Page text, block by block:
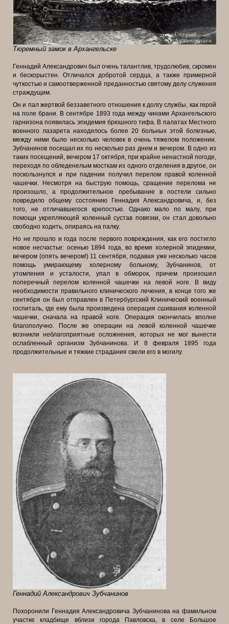
Тюремный замок в Архангельске
Геннадий Александрович был очень талантлив, трудолюбив, скромен
и бескорыстен. Отличался добротой сердца, а также примерной
чуткостью и самоотверженной преданностью святому делу служения
страждущим.
Он и пал жертвой беззаветного отношения к долгу службы, как герой
на поле брани. В сентябре 1893 года между чинами Архангельского
гарнизона появилась эпидемия брюшного тифа. В палатах Местного
военного лазарета находилось более 20 больных этой болезнью,
между ними было несколько человек в очень тяжелом положении.
Зубчанинов посещал их по несколько раз днем и вечером. В одно из
таких посещений, вечером 17 октября, при крайне ненастной погоде,
переходя по обледенелым мосткам из одного отделения в другое, он
поскользнулся и при падении получил перелом правой коленной
чашечки. Несмотря на быструю помощь, сращение перелома не
произошло, а продолжительное пребывание в постели сильно
повредило общему состоянию Геннадия Александровича, и, без
того, не отличавшегося крепостью. Однакомало по малу, при
помощи укрепляющей коленный сустав повязки, он стал довольно
свободно ходить, опираясь на палку.
Но не прошло и года после первого повреждения, как его постигло
новое несчастье: осенью 1894 года, во время холерной эпидемии,
вечером (опять вечером!) 11 сентября, подавая уже несколько часов
помощь умирающему холерному больному, Зубчанинов, от
утомления и усталости, упал в обморок, причем произошел
поперечный перелом коленной чашечки на левой ноге. В виду
необходимости правильного клинического лечения, в конце того же
сентября он был отправлен в Петербургский Клинический военный
госпиталь, где ему была произведена операция сшивания коленной
чашечки, сначала на правой ноге. Операция окончилась вполне
благополучно. После же операции на левой коленной чашечке
возникли неблагоприятные осложнения, которых не мог вынести
ослабленный организм Зубчанинова. И 8 февраля 1895 года
продолжительные и тяжкие страдания свели его в могилу.
Геннадий Александрович Зубчанинов
Похоронили Геннадия Александровича Зубчанинова на фамильном
участке кладбище вблизи города Павловска, в селе Большое